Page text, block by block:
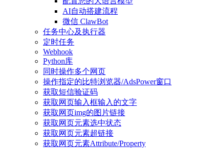
AI自动搭建流程
微信 ClawBot
任务中心及执行器
定时任务
Webhook
Python库
同时操作多个网页
操作指定的比特浏览器/AdsPower窗口
获取短信验证码
获取网页输入框输入的文字
获取网页img的图片链接
获取网页元素选中状态
获取网页元素超链接
获取网页元素Attribute/Property